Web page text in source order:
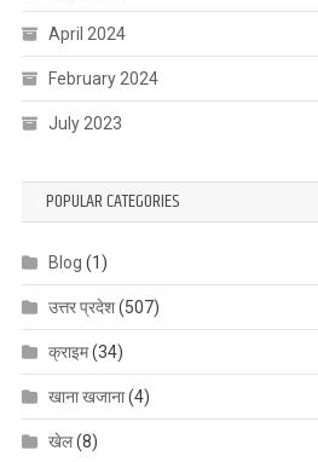
April 2024
February 2024
July 2023
POPULAR CATEGORIES
Blog (1)
उत्तर प्रदेश(507)
क्राइम(34)
खाना खजाना(4)
खेल(8)